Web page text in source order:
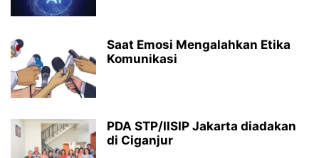
Saat Emosi Mengalahkan Etika
Komunikasi
PDA STP/IISIP Jakarta diadakan
di Ciganjur